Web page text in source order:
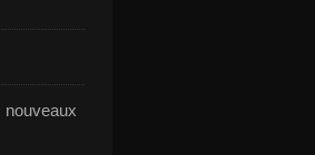
nouveaux